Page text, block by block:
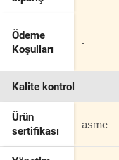
Ödeme
Koşulları
-
Kalite kontrol
Ürün
sertifikası
asme